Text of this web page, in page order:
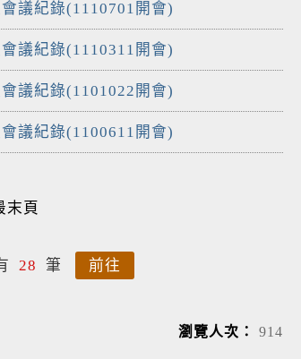
議紀錄(1110701開會)
議紀錄(1110311開會)
議紀錄(1101022開會)
議紀錄(1100611開會)
末頁
28 筆 前往
瀏覽人次： 914